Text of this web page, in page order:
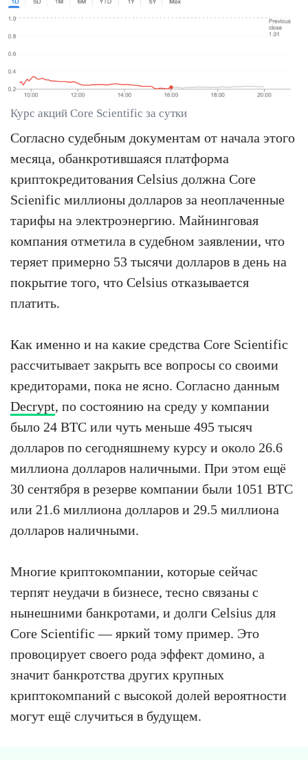
Курс акций Core Scientific за сутки
Согласно судебным документам от начала этого
месяца, обанкротившаяся платформа
криптокредитования Celsius должна Core
Scienific миллионы долларов за неоплаченные
тарифы на электроэнергию. Майнинговая
компания отметила в судебном заявлении, что
теряет примерно 53 тысячи долларов в день на
покрытие того, что Celsius отказывается
платить.
Как именно и на какие средства Core Scientific
рассчитывает закрыть все вопросы со своими
кредиторами, пока не ясно. Согласно данным
Decrypt, по состоянию на среду у компании
было 24 BTC или чуть меньше 495 тысяч
долларов по сегодняшнему курсу и около 26.6
миллиона долларов наличными. При этом ещё
30 сентября в резерве компании были 1051 BTC
или 21.6 миллиона долларов и 29.5 миллиона
долларов наличными.
Многие криптокомпании, которые сейчас
терпят неудачи в бизнесе, тесно связаны с
нынешними банкротами, и долги Celsius для
Core Scientific — яркий тому пример. Это
провоцирует своего рода эффект домино, а
значит банкротства других крупных
криптокомпаний с высокой долей вероятности
могут ещё случиться в будущем.